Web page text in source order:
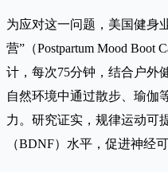
为应对这一问题，美国健身
营”（Postpartum Mood Boot
计，每次75分钟，结合户外
自然环境中通过散步、瑜伽
力。研究证实，规律运动可
（BDNF）水平，促进神经